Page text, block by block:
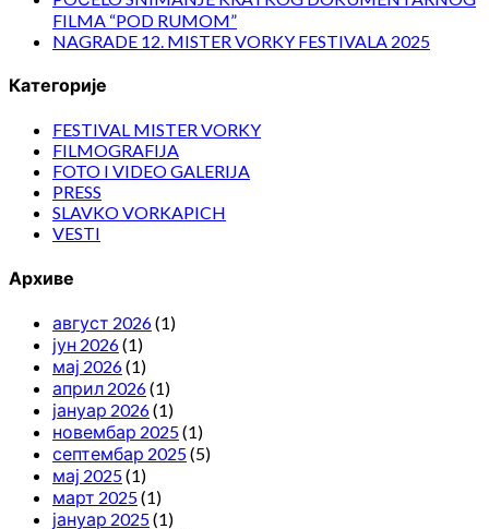
FILMA “POD RUMOM”
NAGRADE 12. MISTER VORKY FESTIVALA 2025
Категорије
FESTIVAL MISTER VORKY
FILMOGRAFIJA
FOTO I VIDEO GALERIJA
PRESS
SLAVKO VORKAPICH
VESTI
Архиве
август 2026(1)
јун 2026(1)
мај 2026(1)
април 2026(1)
јануар 2026(1)
новембар 2025(1)
септембар 2025(5)
мај 2025(1)
март 2025(1)
јануар 2025(1)